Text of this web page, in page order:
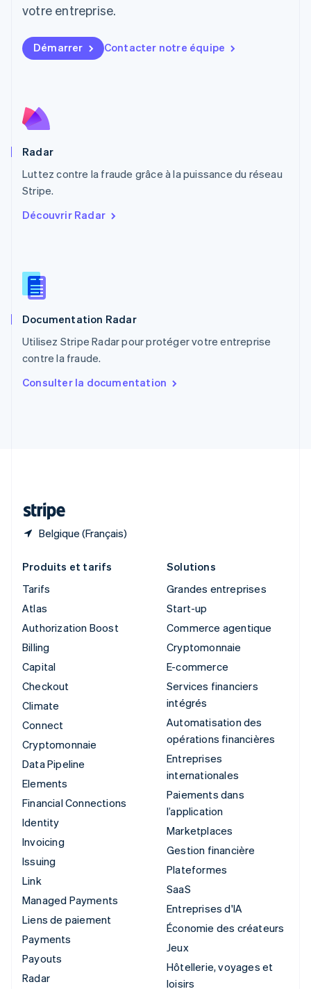
votre entreprise.
Démarrer Contacter notre équipe
Radar
Luttez contre la fraude grâce à la puissance du réseau
Stripe.
Découvrir Radar
Documentation Radar
Utilisez Stripe Radar pour protéger votre entreprise
contre la fraude.
Consulter la documentation
Belgique (Français)
Malaisie
Malte
English
Mexique
Nouvelle-Zélande
English
Pays-Bas
Pologne
English
PortuguêsEnglish
English
Roumanie
Royaume-Uni
Singapour
English简体中文
English
Produits et tarifs
Tarifs
Atlas
Authorization Boost
Billing
Capital
Checkout
Climate
Connect
Cryptomonnaie
Data Pipeline
Elements
Financial Connections
Identity
Invoicing
Issuing
Link
Managed Payments
Liens de paiement
Payments
Payouts
Radar
Solutions
Grandes entreprises
Start-up
Commerce agentique
Cryptomonnaie
E-commerce
Services financiers
intégrés
Automatisation des
opérations financières
Entreprises
internationales
Paiements dans
l’application
Marketplaces
Gestion financière
Plateformes
SaaS
Entreprises d'IA
Économie des créateurs
Jeux
Hôtellerie, voyages et
loisirs